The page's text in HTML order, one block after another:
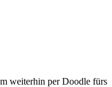
weiterhin per Doodle fürs